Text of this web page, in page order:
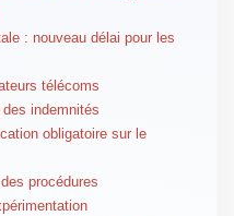
: nouveau délai pour les
télécoms
indemnités
obligatoire sur le
procédures